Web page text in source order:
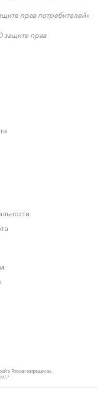
прав потребителей»
защите прав
в России запрещена».
"